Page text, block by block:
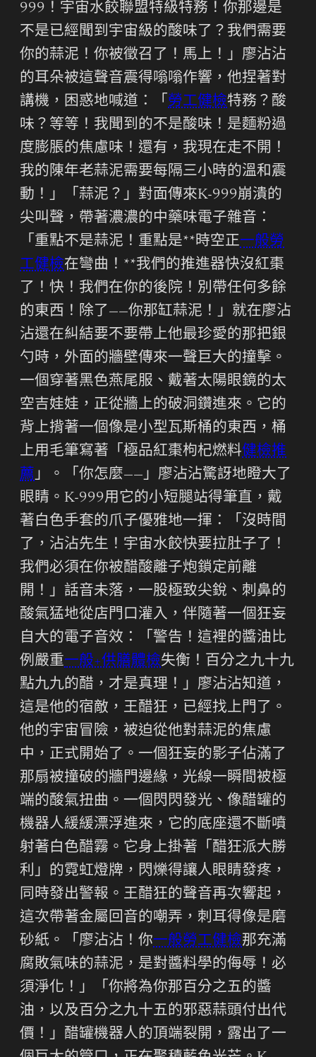
999！宇宙水餃聯盟特級特務！你那邊是
不是已經聞到宇宙級的酸味了？我們需要
你的蒜泥！你被徵召了！馬上！」廖沾沾
的耳朵被這聲音震得嗡嗡作響，他捏著對
講機，困惑地喊道：「 勞工健檢特務？酸
味？等等！我聞到的不是酸味！是麵粉過
度膨脹的焦慮味！還有，我現在走不開！
我的陳年老蒜泥需要每隔三小時的溫和震
動！」「蒜泥？」對面傳來K-999崩潰的
尖叫聲，帶著濃濃的中藥味電子雜音：
「重點不是蒜泥！重點是**時空正一般勞
工健檢在彎曲！**我們的推進器快沒紅棗
了！快！我們在你的後院！別帶任何多餘
的東西！除了——你那缸蒜泥！」就在廖沾
沾還在糾結要不要帶上他最珍愛的那把銀
勺時，外面的牆壁傳來一聲巨大的撞擊。
一個穿著黑色燕尾服、戴著太陽眼鏡的太
空吉娃娃，正從牆上的破洞鑽進來。它的
背上揹著一個像是小型瓦斯桶的東西，桶
上用毛筆寫著「極品紅棗枸杞燃料健檢推
薦」。「你怎麼——」廖沾沾驚訝地瞪大了
眼睛。K-999用它的小短腿站得筆直，戴
著白色手套的爪子優雅地一揮：「沒時間
了，沾沾先生！宇宙水餃快要拉肚子了！
我們必須在你被醋酸離子炮鎖定前離
開！」話音未落，一股極致尖銳、刺鼻的
酸氣猛地從店門口灌入，伴隨著一個狂妄
自大的電子音效：「警告！這裡的醬油比
例嚴重一般+供膳體檢失衡！百分之九十九
點九九的醋，才是真理！」廖沾沾知道，
這是他的宿敵，王醋狂，已經找上門了。
他的宇宙冒險，被迫從他對蒜泥的焦慮
中，正式開始了。一個狂妄的影子佔滿了
那扇被撞破的牆門邊緣，光線一瞬間被極
端的酸氣扭曲。一個閃閃發光、像醋罐的
機器人緩緩漂浮進來，它的底座還不斷噴
射著白色醋霧。它身上掛著「醋狂派大勝
利」的霓虹燈牌，閃爍得讓人眼睛發疼，
同時發出警報。王醋狂的聲音再次響起，
這次帶著金屬回音的嘲弄，刺耳得像是磨
砂紙。「廖沾沾！你一般勞工健檢那充滿
腐敗氣味的蒜泥，是對醬料學的侮辱！必
須淨化！」「你將為你那百分之五的醬
油，以及百分之九十五的邪惡蒜頭付出代
價！」醋罐機器人的頂端裂開，露出了一